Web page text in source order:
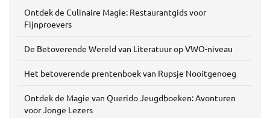
Ontdek de Culinaire Magie: Restaurantgids voor
Fijnproevers
De Betoverende Wereld van Literatuur op VWO-niveau
Het betoverende prentenboek van Rupsje Nooitgenoeg
Ontdek de Magie van Querido Jeugdboeken: Avonturen
voor Jonge Lezers